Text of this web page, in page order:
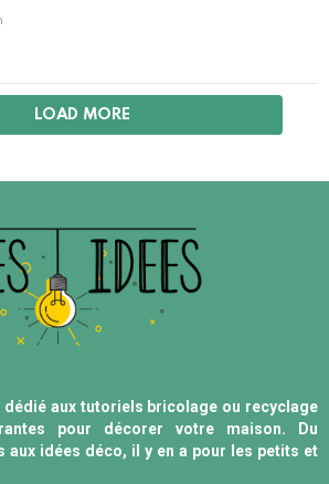
LOAD MORE
dédié aux tutoriels bricolage ou recyclage
pour décorer votre maison. Du
aux idées déco, il y en a pour les petits et